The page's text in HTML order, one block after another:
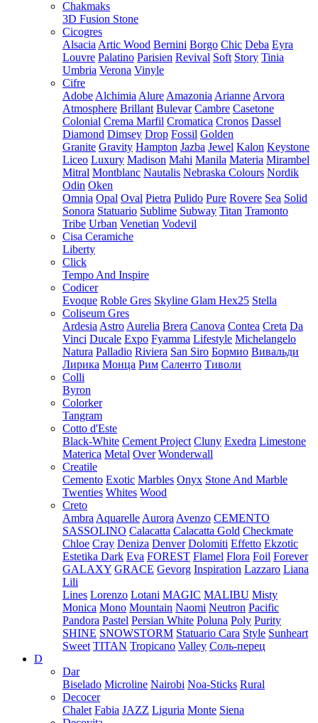
Chakmaks
3D Fusion Stone
Cicogres
Alsacia Artic Wood Bernini Borgo Chic Deba Eyra
Louvre Palatino Parisien Revival Soft Story Tinia
Umbria Verona Vinyle
Cifre
Adobe Alchimia Alure Amazonia Arianne Arvora
Atmosphere Brillant Bulevar Cambre Casetone
Colonial Crema Marfil Cromatica Cronos Dassel
Diamond Dimsey Drop Fossil Golden
Granite Gravity Hampton Jazba Jewel Kalon Keystone
Liceo Luxury Madison Mahi Manila Materia Mirambel
Mitral Montblanc Nautalis Nebraska Colours Nordik
Odin Oken
Omnia Opal Oval Pietra Pulido Pure Rovere Sea Solid
Sonora Statuario Sublime Subway Titan Tramonto
Tribe Urban Venetian Vodevil
Cisa Ceramiche
Liberty
Click
Tempo And Inspire
Codicer
Evoque Roble Gres Skyline Glam Hex25 Stella
Coliseum Gres
Ardesia Astro Aurelia Brera Canova Contea Creta Da
Vinci Ducale Expo Fyamma Lifestyle Michelangelo
Natura Palladio Riviera San Siro Бормио Вивальди
Лирика Монца Рим Саленто Тиволи
Colli
Byron
Colorker
Tangram
Cotto d'Este
Black-White Cement Project Cluny Exedra Limestone
Materica Metal Over Wonderwall
Creatile
Cemento Exotic Marbles Onyx Stone And Marble
Twenties Whites Wood
Creto
Ambra Aquarelle Aurora Avenzo CEMENTO
SASSOLINO Calacatta Calacatta Gold Checkmate
Chloe Cray Deniza Denver Dolomiti Effetto Ekzotic
Estetika Dark Eva FOREST Flamel Flora Foil Forever
GALAXY GRACE Gevorg Inspiration Lazzaro Liana
Lili
Lines Lorenzo Lotani MAGIC MALIBU Misty
Monica Mono Mountain Naomi Neutron Pacific
Pandora Pastel Persian White Poluna Poly Purity
SHINE SNOWSTORM Statuario Cara Style Sunheart
Sweet TITAN Tropicano Valley Соль-перец
D
Dar
Biselado Microline Nairobi Noa-Sticks Rural
Decocer
Chalet Fabia JAZZ Liguria Monte Siena